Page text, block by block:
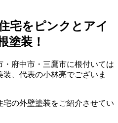
宅をピンクとアイ
塗装！
府中市・三鷹市に根付いては
、代表の小林亮でございま
の外壁塗装をご紹介させてい